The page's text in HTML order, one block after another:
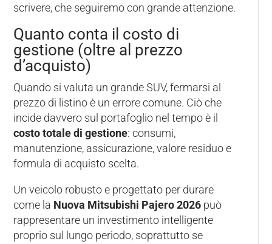
scrivere, che seguiremo con grande attenzione.
Quanto conta il costo di
gestione (oltre al prezzo
d’acquisto)
Quando si valuta un grande SUV, fermarsi al
prezzo di listino è un errore comune. Ciò che
incide davvero sul portafoglio nel tempo è il
costo totale di gestione: consumi,
manutenzione, assicurazione, valore residuo e
formula di acquisto scelta.
Un veicolo robusto e progettato per durare
come la Nuova Mitsubishi Pajero 2026 può
rappresentare un investimento intelligente
proprio sul lungo periodo, soprattutto se